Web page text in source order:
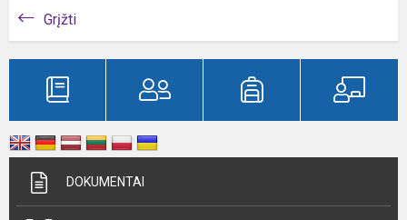
Grįžti
DOKUMENTAI